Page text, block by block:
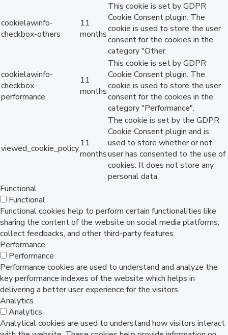
cookielawinfo-
checkbox-others
11
months
This cookie is set by GDPR
Cookie Consent plugin. The
cookie is used to store the user
consent for the cookies in the
category "Other.
cookielawinfo-
checkbox-
performance
11
months
This cookie is set by GDPR
Cookie Consent plugin. The
cookie is used to store the user
consent for the cookies in the
category "Performance".
viewed_cookie_policy11
months
The cookie is set by the GDPR
Cookie Consent plugin and is
used to store whether or not
user has consented to the use of
cookies. It does not store any
personal data.
Functional
Functional
Functional cookies help to perform certain functionalities like
sharing the content of the website on social media platforms,
collect feedbacks, and other third-party features.
Performance
Performance
Performance cookies are used to understand and analyze the
key performance indexes of the website which helps in
delivering a better user experience for the visitors.
Analytics
Analytics
Analytical cookies are used to understand how visitors interact